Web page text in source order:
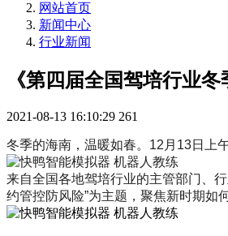
网站首页
新闻中心
行业新闻
《第四届全国驾培行业
2021-08-13 16:10:29 261
冬季的海南，温暖如春。12月13日上
来自全国各地驾培行业的主管部门、
约管控防风险”为主题，聚焦新时期如